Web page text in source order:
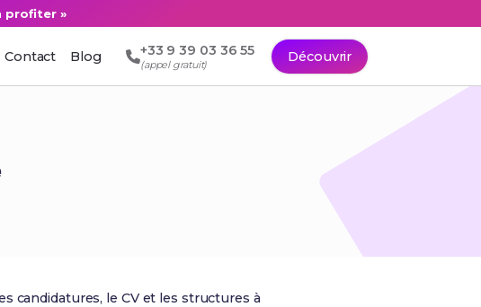
profiter »
Contact Blog +33 9 39 03 36 55
(appel gratuit)
Découvrir
candidatures, le CV et les structures à